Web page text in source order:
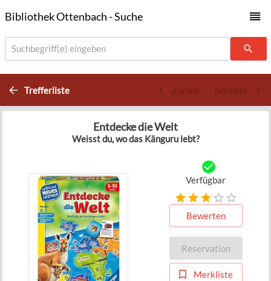
Bibliothek Ottenbach - Suche
Suchbegriff(e) eingeben
Trefferliste Zurück Nächste
Entdecke die Welt
Weisst du, wo das Känguru lebt?
Verfügbar
Bewerten
Reservation
Merkliste